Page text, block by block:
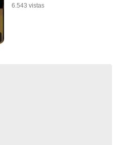
6.543 vistas